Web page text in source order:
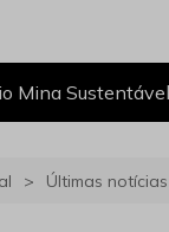
Mina
Últimas notícias